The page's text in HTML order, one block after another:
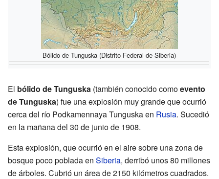
Bólido de Tunguska (Distrito Federal de Siberia)
El bólido de Tunguska (también conocido comoevento
de Tunguska) fue una explosión muy grande que ocurrió
cerca del río Podkamennaya Tunguska en Rusia. Sucedió
en la mañana del 30 de junio de 1908.
Esta explosión, que ocurrió en el aire sobre una zona de
bosque poco poblada en Siberia, derribó unos 80 millones
de árboles. Cubrió un área de 2150 kilómetros cuadrados.